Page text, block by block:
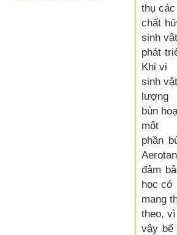
thụ các
chất
sinh vật
phát
Khi vi
sinh
lượng
bùn
một
phần
đảm
học có
mang
theo, vì
vậy bể